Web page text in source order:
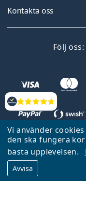
Vi använder
den ska fungera
bästa upplevelsen.
Avvisa
Recensioner
Kontakta oss
Följ oss:
Lentiamo.se ägs